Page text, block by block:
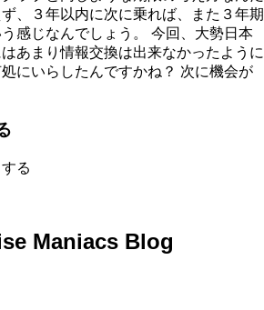
、３年以内に次に乗れば、また３年期
感じなんでしょう。 今回、大勢日本
あまり情報交換は出来なかったように
にいらしたんですかね？ 次に機会が
る
Maniacs Blog